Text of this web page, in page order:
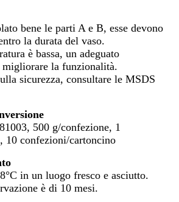
bene le parti A e B, esse devono
la durata del vaso.
è bassa, un adeguato
migliorare la funzionalità.
sicurezza, consultare le MSDS
500 g/confezione, 1
10 confezioni/cartoncino
in un luogo fresco e asciutto.
è di 10 mesi.